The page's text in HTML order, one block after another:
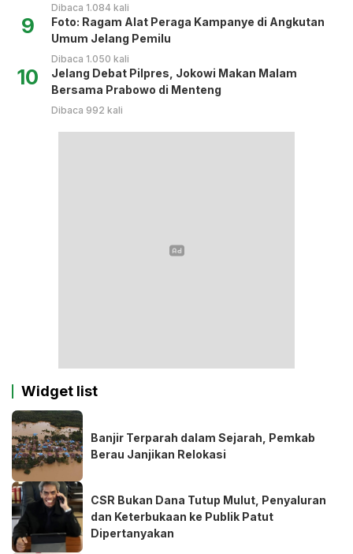
Dibaca 1.084 kali
9
Foto: Ragam Alat Peraga Kampanye di Angkutan
Umum Jelang Pemilu
Dibaca 1.050 kali
10
Jelang Debat Pilpres, Jokowi Makan Malam
Bersama Prabowo di Menteng
Dibaca 992 kali
Widget list
Banjir Terparah dalam Sejarah, Pemkab
Berau Janjikan Relokasi
CSR Bukan Dana Tutup Mulut, Penyaluran
dan Keterbukaan ke Publik Patut
Dipertanyakan